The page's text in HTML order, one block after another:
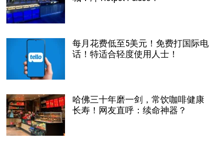
每月花费低至5美元！免费打国际电
话！特适合轻度使用人士！
哈佛三十年磨一剑，常饮咖啡健康
长寿！网友直呼：续命神器？